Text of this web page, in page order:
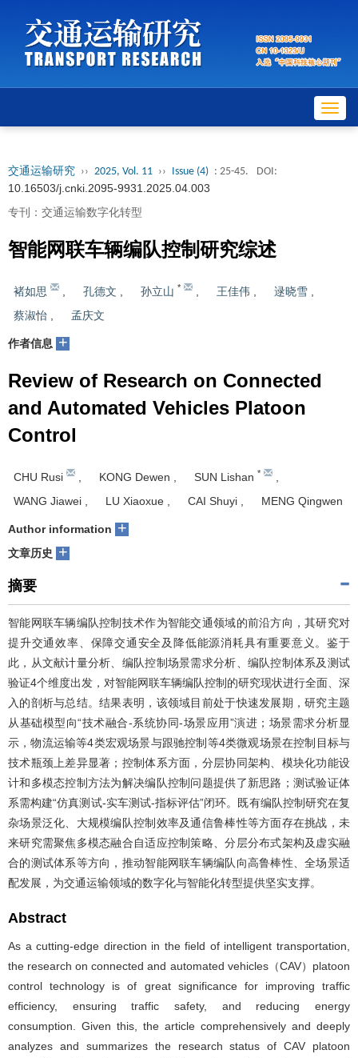
交通运输研究 ›› 2025, Vol. 11 ›› Issue (4) : 25-45. DOI:
10.16503/j.cnki.2095-9931.2025.04.003
专刊：交通运输数字化转型
智能网联车辆编队控制研究综述
褚如思 孔德文 孙立山 * 王佳伟 逯晓雪
蔡淑怡
孟庆文
作者信息 +
Review of Research on Connected
and Automated Vehicles Platoon
Control
CHU Rusi KONG Dewen SUN Lishan *
WANG Jiawei
LU Xiaoxue CAI Shuyi MENG Qingwen
Author information +
文章历史 +
摘要
智能网联车辆编队控制技术作为智能交通领域的前沿方向，其研究对
提升交通效率、保障交通安全及降低能源消耗具有重要意义。鉴于
此，从文献计量分析、编队控制场景需求分析、编队控制体系及测试
验证4个维度出发，对智能网联车辆编队控制的研究现状进行全面、深
入的剖析与总结。结果表明，该领域目前处于快速发展期，研究主题
从基础模型向“技术融合-系统协同-场景应用”演进；场景需求分析显
示，物流运输等4类宏观场景与跟驰控制等4类微观场景在控制目标与
技术瓶颈上差异显著；控制体系方面，分层协同架构、模块化功能设
计和多模态控制方法为解决编队控制问题提供了新思路；测试验证体
系需构建“仿真测试-实车测试-指标评估”闭环。既有编队控制研究在复
杂场景泛化、大规模编队控制效率及通信鲁棒性等方面存在挑战，未
来研究需聚焦多模态融合自适应控制策略、分层分布式架构及虚实融
合的测试体系等方向，推动智能网联车辆编队向高鲁棒性、全场景适
配发展，为交通运输领域的数字化与智能化转型提供坚实支撑。
Abstract
As a cutting-edge direction in the field of intelligent transportation,
the research on connected and automated vehicles（CAV）platoon
control technology is of great significance for improving traffic
efficiency, ensuring traffic safety, and reducing energy
consumption. Given this, the article comprehensively and deeply
analyzes and summarizes the research status of CAV platoon